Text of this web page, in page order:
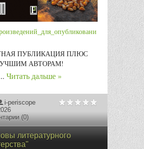
ПУБЛИКАЦИЯ ПЛЮС
АВТОРАМ!
Читать дальше »
i-periscope
(0)
литературного